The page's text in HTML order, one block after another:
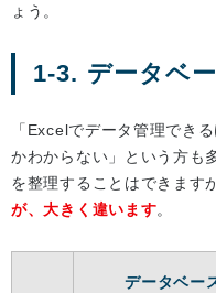
ょう。
1-3. データベ
「Excelでデータ管理でき
かわからない」という方も
を整理することはできます
が、大きく違います。
データベー